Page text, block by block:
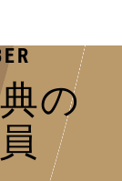
の